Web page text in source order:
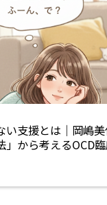
い支援とは｜岡嶋
」から考えるOCD